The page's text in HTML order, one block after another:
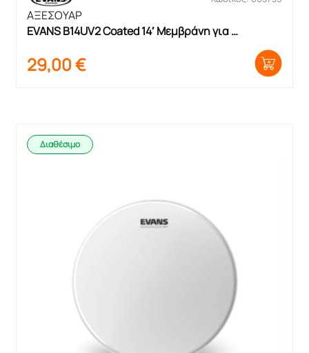
ΑΞΕΣΟΥΑΡ
EVANS B14UV2 Coated 14′ Μεμβράνη για
29,00€
Διαθέσιμο